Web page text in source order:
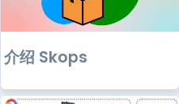
介绍 Skops